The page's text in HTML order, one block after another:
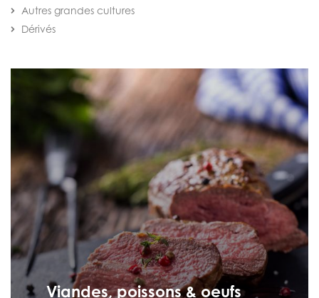
Autres grandes cultures
Dérivés
Viandes, poissons & oeufs